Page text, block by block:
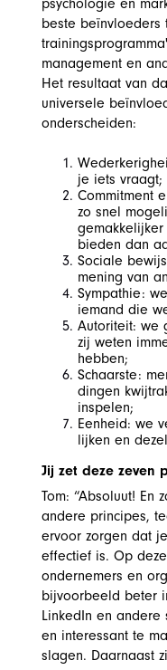
psychologie en
beste
management en
Het resultaat van
universele
onderscheiden:
je iets vraagt;
Commitment
zo snel
bieden dan
Sociale
mening van
Sympathie:
iemand die
Autoriteit: we
zij weten
hebben;
Schaarste:
dingen
inspelen;
Eenheid: we
lijken en
Jij zet deze zeven
Tom: “Absoluut! En
andere principes,
ervoor zorgen dat
effectief is. Op
ondernemers en
bijvoorbeeld beter
LinkedIn en
en interessant te
slagen. Daarnaast